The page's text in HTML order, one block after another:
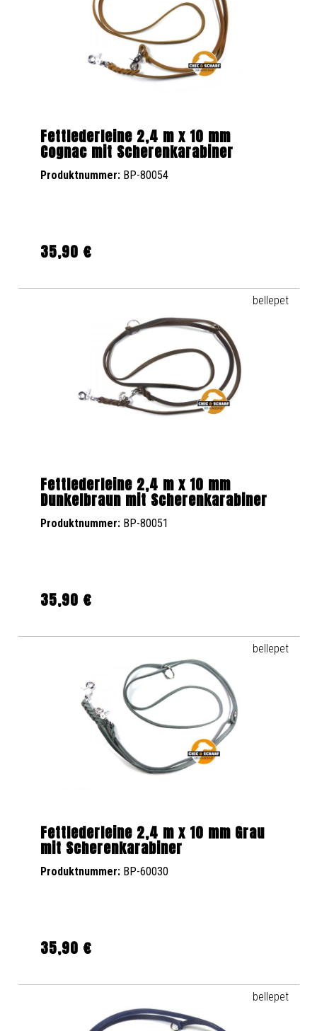
Fettlederleine 2,4 m x 10 mm
Cognac mit Scherenkarabiner
Produktnummer: BP-80054
Regulärer Preis:
35,90 €
Fettlederleine 2,4 m x 10 mm
Dunkelbraun mit Scherenkarabiner
Produktnummer: BP-80051
bellepet
Regulärer Preis:
35,90 €
Fettlederleine 2,4 m x 10 mm Grau
mit Scherenkarabiner
Produktnummer: BP-60030
bellepet
Regulärer Preis:
35,90 €
bellepet